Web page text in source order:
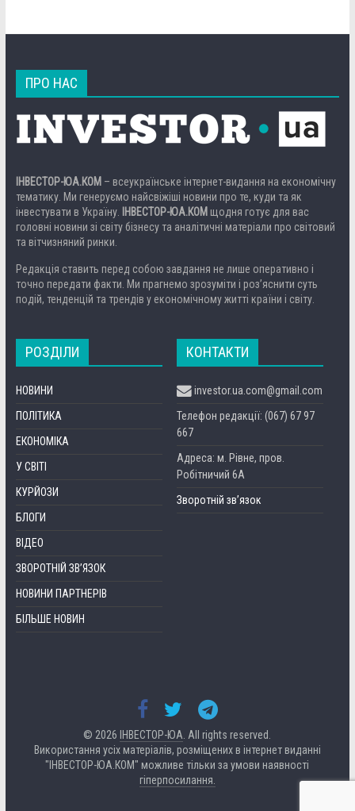
ПРО НАС
ІНВЕСТОР-ЮА.КОМ – всеукраїнське інтернет-видання на економічну
тематику. Ми генеруємо найсвіжіші новини про те, куди та як
інвестувати в Україну. ІНВЕСТОР-ЮА.КОМ щодня готує для вас
головні новини зі світу бізнесу та аналітичні матеріали про світовий
та вітчизняний ринки.
Редакція ставить перед собою завдання не лише оперативно і
точно передати факти. Ми прагнемо зрозуміти і роз’яснити суть
подій, тенденцій та трендів у економічному житті країни і світу.
РОЗДІЛИ
НОВИНИ
ПОЛІТИКА
ЕКОНОМІКА
У СВІТІ
КУРЙОЗИ
БЛОГИ
ВІДЕО
ЗВОРОТНІЙ ЗВ’ЯЗОК
НОВИНИ ПАРТНЕРІВ
БІЛЬШЕ НОВИН
КОНТАКТИ
investor.ua.com@gmail.com
Телефон редакції: (067) 67 97
667
Адреса: м. Рівне, пров.
Робітничий 6А
Зворотній зв’язок
© 2026 ІНВЕСТОР-ЮА. All rights reserved.
Використання усіх матеріалів, розміщених в інтернет виданні
"ІНВЕСТОР-ЮА.КОМ" можливе тільки за умови наявності
гіперпосилання.